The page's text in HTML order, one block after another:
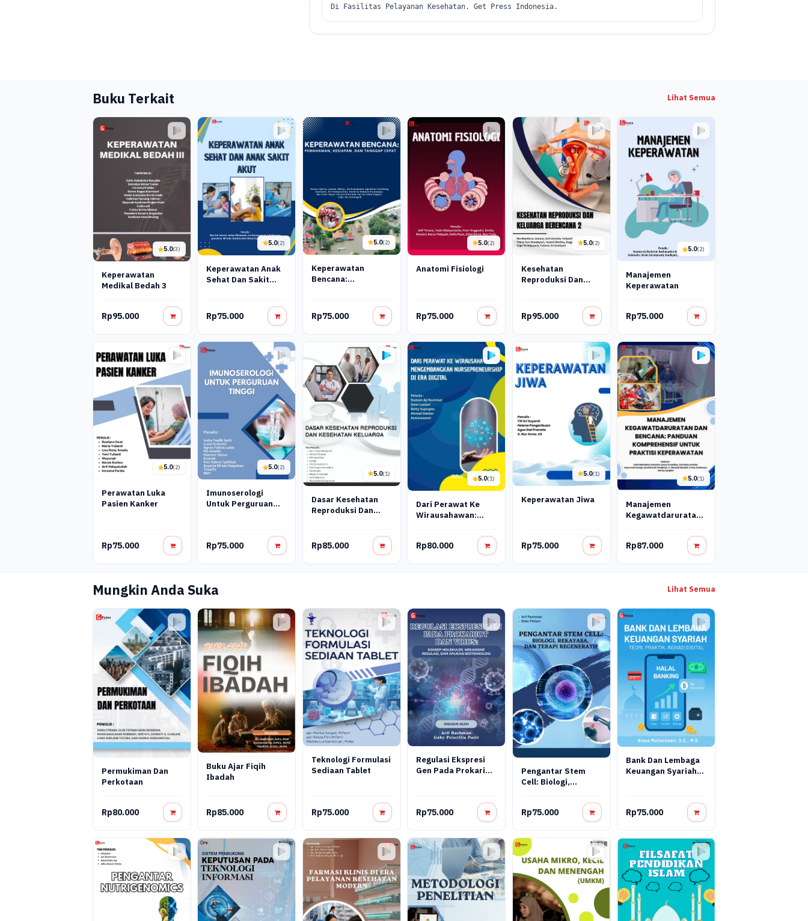
Di Fasilitas Pelayanan Kesehatan. Get Press Indonesia.
Buku Terkait Lihat Semua
5.0(3)
Keperawatan
Medikal Bedah 3
Rp95.000
5.0(2)
Keperawatan Anak
Sehat Dan Sakit
Rp75.000
5.0(2)
Keperawatan
Bencana:
Tanggap Cepat
Rp75.000
5.0(2)
Anatomi Fisiologi
Rp75.000
5.0(2)
Kesehatan
Reproduksi Dan
Rp95.000
5.0(2)
Manajemen
Keperawatan
Rp75.000
5.0(2)
Perawatan Luka
Pasien Kanker
Rp75.000
5.0(2)
Imunoserologi
Untuk Perguruan
Rp75.000
5.0(1)
Dasar Kesehatan
Reproduksi Dan
Rp85.000
5.0(1)
Dari Perawat Ke
Wirausahawan:
Nursepreneurship Di
Era Digital
Rp80.000
5.0(1)
Keperawatan Jiwa
Rp75.000
5.0(1)
Manajemen
Kegawatdaruratan
Komprehensif Untuk
Rp87.000
Mungkin Anda Suka Lihat Semua
Permukiman Dan
Perkotaan
Rp80.000
Buku Ajar Fiqih
Ibadah
Rp85.000
Teknologi Formulasi
Sediaan Tablet
Rp75.000
Regulasi Ekspresi
Gen Pada Prokariot
Regulasi, Dan
Bioteknologi
Rp75.000
Pengantar Stem
Cell: Biologi,
Terapi Regeneratif
Rp75.000
Bank Dan Lembaga
Keuangan Syariah
Rp75.000